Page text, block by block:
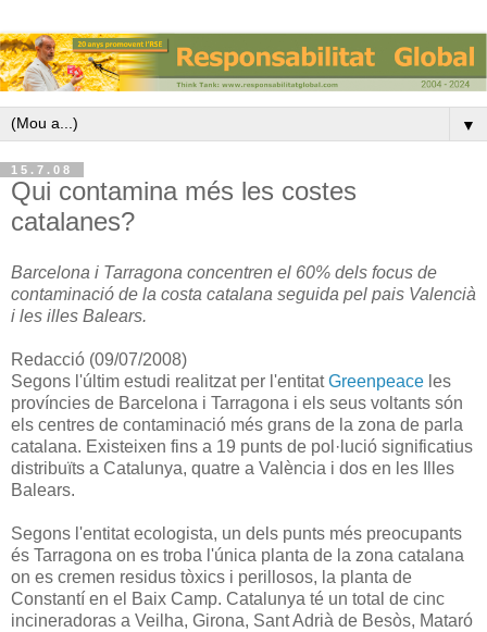
▼
15.7.08
Qui contamina més les costes
catalanes?
Barcelona i Tarragona concentren el 60% dels focus de
contaminació de la costa catalana seguida pel pais Valencià
i les illes Balears.
Redacció (09/07/2008)
Segons l'últim estudi realitzat per l'entitatGreenpeace les
províncies de Barcelona i Tarragona i els seus voltants són
els centres de contaminació més grans de la zona de parla
catalana. Existeixen fins a 19 punts de pol·lució significatius
distribuïts a Catalunya, quatre a València i dos en les Illes
Balears.
Segons l'entitat ecologista, un dels punts més preocupants
és Tarragona on es troba l'única planta de la zona catalana
on es cremen residus tòxics i perillosos, la planta de
Constantí en el Baix Camp. Catalunya té un total de cinc
incineradoras a Veilha, Girona, Sant Adrià de Besòs, Mataró